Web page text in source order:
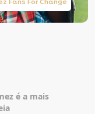
Fans For Change
é a mais